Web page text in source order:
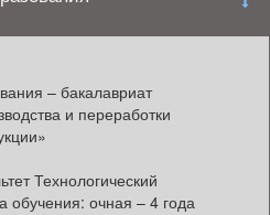
– бакалавриат
и переработки
Технологический
обучения: очная – 4 года